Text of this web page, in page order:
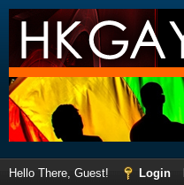
Hello There, Guest! Login